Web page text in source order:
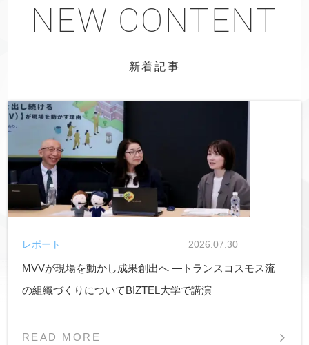
新着記事
MVVが現場を動かし成果創出へ ―トランスコスモス流
の組織づくりについてBIZTEL大学で講演
2026.07.30
レポート
READ MORE